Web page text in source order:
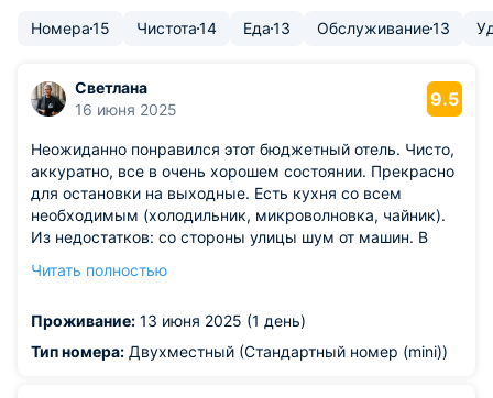
Номера15 Чистота14 Еда13 Обслуживание13
Светлана
16 июня 2025
9.5
Неожиданно понравился этот бюджетный отель. Чисто,
аккуратно, все в очень хорошем состоянии. Прекрасно
для остановки на выходные. Есть кухня со всем
необходимым (холодильник, микроволновка, чайник).
Из недостатков: со стороны улицы шум от машин. В
дождливая, поэтому было комфортно, но в солнечную
Читать полностью
Проживание: 13 июня 2025 (1 день)
Тип номера: Двухместный (Стандартный номер (mini))